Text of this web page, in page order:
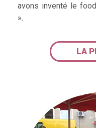
avons inventé le
».
LA